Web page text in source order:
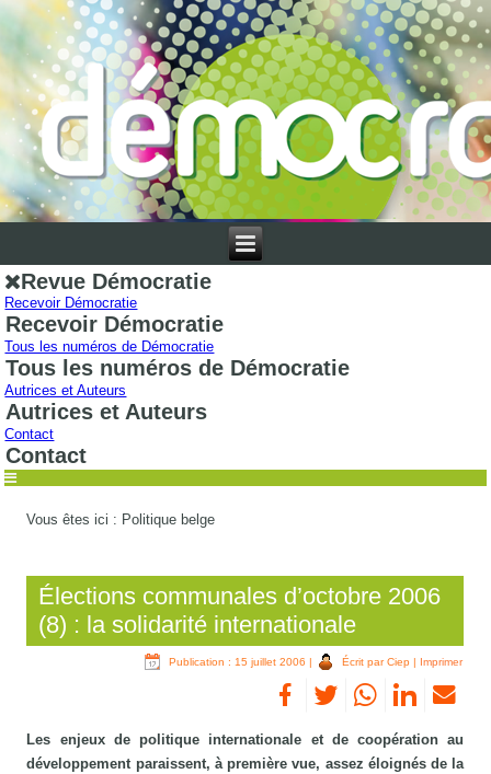
Revue Démocratie
Recevoir Démocratie
Recevoir Démocratie
Tous les numéros de Démocratie
Tous les numéros de Démocratie
Autrices et Auteurs
Autrices et Auteurs
Contact
Contact
Vous êtes ici : Politique belge
Élections communales d’octobre 2006
(8) : la solidarité internationale
Publication : 15 juillet 2006 | Écrit par Ciep | Imprimer
Les enjeux de politique internationale et de coopération au
développement paraissent, à première vue, assez éloignés de la